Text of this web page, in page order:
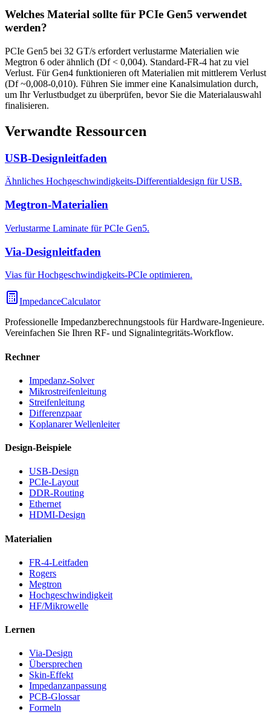
Welches Material sollte für PCIe Gen5 verwendet
werden?
PCIe Gen5 bei 32 GT/s erfordert verlustarme Materialien wie
Megtron 6 oder ähnlich (Df < 0,004). Standard-FR-4 hat zu viel
Verlust. Für Gen4 funktionieren oft Materialien mit mittlerem Verlust
(Df ~0,008-0,010). Führen Sie immer eine Kanalsimulation durch,
um Ihr Verlustbudget zu überprüfen, bevor Sie die Materialauswahl
finalisieren.
Verwandte Ressourcen
USB-Designleitfaden
Ähnliches Hochgeschwindigkeits-Differentialdesign für USB.
Megtron-Materialien
Verlustarme Laminate für PCIe Gen5.
Via-Designleitfaden
Vias für Hochgeschwindigkeits-PCIe optimieren.
ImpedanceCalculator
Professionelle Impedanzberechnungstools für Hardware-Ingenieure.
Vereinfachen Sie Ihren RF- und Signalintegritäts-Workflow.
Rechner
Impedanz-Solver
Mikrostreifenleitung
Streifenleitung
Differenzpaar
Koplanarer Wellenleiter
Design-Beispiele
USB-Design
PCIe-Layout
DDR-Routing
Ethernet
HDMI-Design
Materialien
FR-4-Leitfaden
Rogers
Megtron
Hochgeschwindigkeit
HF/Mikrowelle
Lernen
Via-Design
Übersprechen
Skin-Effekt
Impedanzanpassung
PCB-Glossar
Formeln